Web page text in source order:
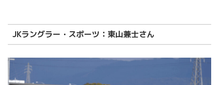
JKラングラー・スポーツ：東山兼士さん